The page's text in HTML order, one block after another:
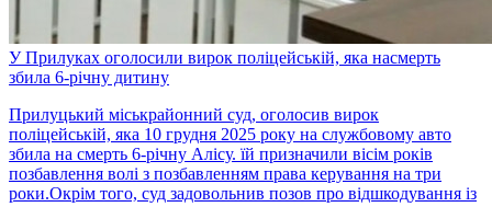
У Прилуках оголосили вирок поліцейській, яка насмерть
збила 6-річну дитину
Прилуцький міськрайонний суд, оголосив вирок
поліцейській, яка 10 грудня 2025 року на службовому авто
збила на смерть 6-річну Алісу. їй призначили вісім років
позбавлення волі з позбавленням права керування на три
роки.Окрім того, суд задовольнив позов про відшкодування із